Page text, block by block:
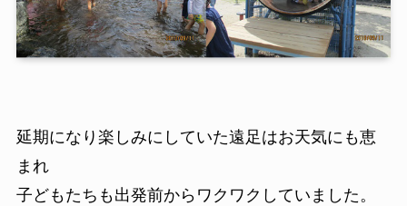
延期になり楽しみにしていた遠足はお天気にも恵
まれ
子どもたちも出発前からワクワクしていました。